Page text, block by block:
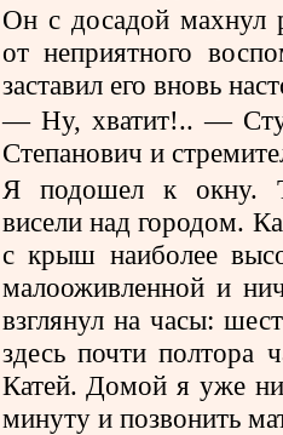
Он с досадой махнул
от неприятного
заставил его вновь
— Ну, хватит!.. —
Степанович и
Я подошел к окну.
висели над городом.
с крыш наиболее
малооживленной и
взглянул на часы:
здесь почти полтора
Катей. Домой я уже
минуту и позвонить